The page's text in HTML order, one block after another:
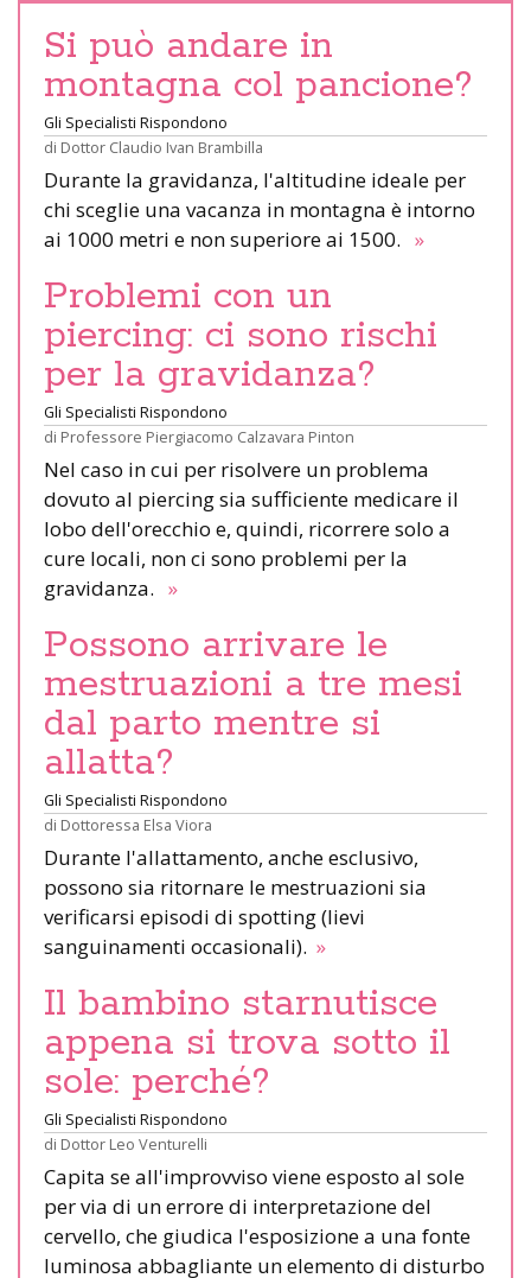
Si può andare in
montagna col pancione?
Gli Specialisti Rispondono
di Dottor Claudio Ivan Brambilla
Durante la gravidanza, l'altitudine ideale per
chi sceglie una vacanza in montagna è intorno
ai 1000 metri e non superiore ai 1500. »
Problemi con un
piercing: ci sono rischi
per la gravidanza?
Gli Specialisti Rispondono
di Professore Piergiacomo Calzavara Pinton
Nel caso in cui per risolvere un problema
dovuto al piercing sia sufficiente medicare il
lobo dell'orecchio e, quindi, ricorrere solo a
cure locali, non ci sono problemi per la
gravidanza. »
Possono arrivare le
mestruazioni a tre mesi
dal parto mentre si
allatta?
Gli Specialisti Rispondono
di Dottoressa Elsa Viora
Durante l'allattamento, anche esclusivo,
possono sia ritornare le mestruazioni sia
verificarsi episodi di spotting (lievi
sanguinamenti occasionali). »
Il bambino starnutisce
appena si trova sotto il
sole: perché?
Gli Specialisti Rispondono
di Dottor Leo Venturelli
Capita se all'improvviso viene esposto al sole
per via di un errore di interpretazione del
cervello, che giudica l'esposizione a una fonte
luminosa abbagliante un elemento di disturbo